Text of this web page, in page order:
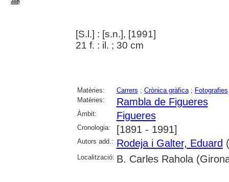
[S.l.] : [s.n.], [1991]
21 f. : il. ; 30 cm
Matèries: Carrers ; Crònica gràfica; Fotografies
Matèries:
Rambla de Figueres
Àmbit: Figueres
Cronologia: [1891 - 1991]
Autors add.: Rodeja i Galter, Eduard
Localització: B. Carles Rahola